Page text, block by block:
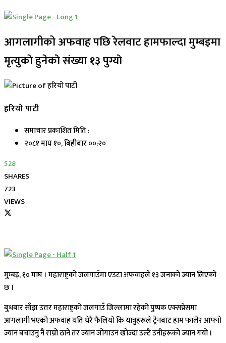
आगलागीको अफवाह पछि रेलवाट हामफाल्दा मुम्बइमा
मृत्युकाे हुनेकाे संख्या १३ पुग्याे
हरियो पाटी
समाचार प्रकाशित मिति :
२०८१ माघ १०, बिहीबार ००:२०
528
SHARES
723
VIEWS
मुम्बइ, १० माघ । महाराष्ट्रको जलगाउँमा एउटा अफवाहले १३ जनाको ज्यान लिएको
छ ।
बुधबार साँझ उत्तर महाराष्ट्रको जलगाउँ जिल्लामा रहेको पुष्पक एक्सप्रेसमा
आगलागी भएको अफवाह यति धेरै फैलियो कि यात्रुहरूले ट्रेनबाट हाम फालेर आफ्नो
ज्यान बचाउनु नै राम्रो ठाने तर ज्यान जोगाउन खोज्दा उल्टै उनीहरूको ज्यान गयो ।